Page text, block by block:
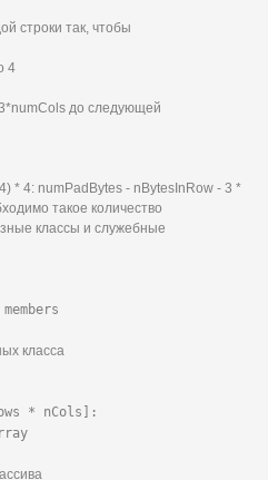
строки так, чтобы
4
до следующей
* 4: numPadBytes - nBytesInRow - 3 *
такое количество
классы и служебные
класса
* nCols]: